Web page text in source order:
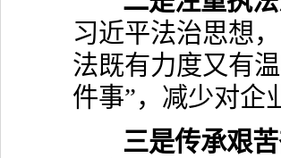
习近平法治思想
法既有力度又有
件事”，减少对企
三是传承艰